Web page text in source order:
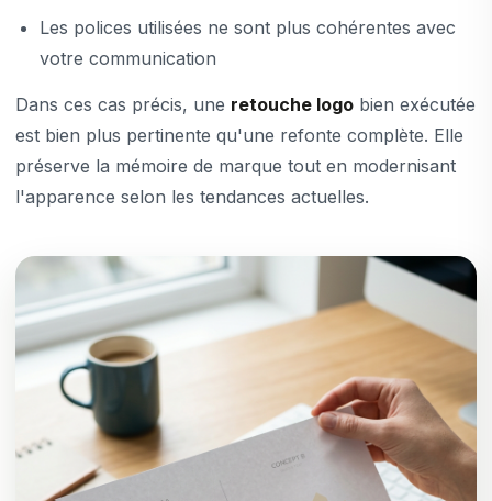
Les polices utilisées ne sont plus cohérentes avec
votre communication
Dans ces cas précis, une retouche logo bien exécutée
est bien plus pertinente qu'une refonte complète. Elle
préserve la mémoire de marque tout en modernisant
l'apparence selon les tendances actuelles.